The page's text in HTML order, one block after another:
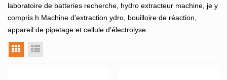
laboratoire de batteries recherche, hydro extracteur machine, je y
compris h Machine d'extraction ydro, bouilloire de réaction,
appareil de pipetage et cellule d'électrolyse.
vue grille